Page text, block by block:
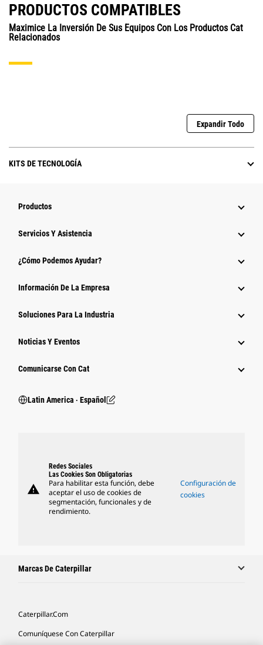
PRODUCTOS COMPATIBLES
Maximice La Inversión De Sus Equipos Con Los Productos Cat
Relacionados
Expandir Todo
KITS DE TECNOLOGÍA
Productos
Servicios Y Asistencia
¿Cómo Podemos Ayudar?
Información De La Empresa
Soluciones Para La Industria
Noticias Y Eventos
Comunicarse Con Cat
Latin America ‧ Español
warning
Redes Sociales
Las Cookies Son Obligatorias
Para habilitar esta función, debe
aceptar el uso de cookies de
segmentación, funcionales y de
rendimiento.
Configuración de
cookies
Marcas De Caterpillar
Caterpillar.com
Comuníquese Con Caterpillar